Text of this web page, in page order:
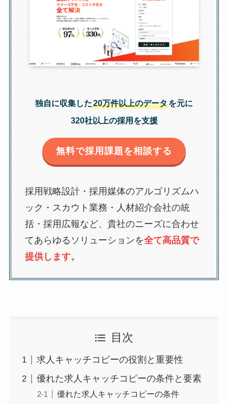
独自に収集した20万件以上のデータを元に
320社以上の採用を支援
無料で採用課題を相談する
採用戦略設計・採用媒体のアルゴリズムハ
ック・スカウト業務・人材紹介会社の統
括・採用広報など、貴社のニーズに合わせ
てあらゆるソリューションを全て高品質で
提供します。
目次
求人キャッチコピーの役割と重要性
優れた求人キャッチコピーの条件と要素
優れた求人キャッチコピーの条件